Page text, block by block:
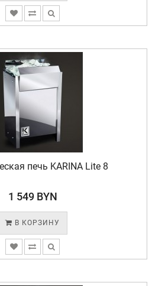
печь KARINA Lite 8
1 549 BYN
В КОРЗИНУ